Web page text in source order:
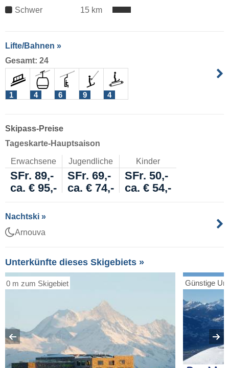
Schwer
15 km
Lifte/Bahnen »
Gesamt: 24
1 4 6 9 4
Skipass-Preise
Tageskarte-Hauptsaison
Erwachsene Jugendliche Kinder
SFr. 89,- SFr. 69,-
SFr. 50,-
ca. € 95,-
ca. € 74,- ca. € 54,-
Nachtski »
Arnouva
Unterkünfte dieses Skigebiets »
0 m zum Skigebiet Günstige